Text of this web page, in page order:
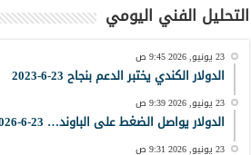
التحليل الفني اليومي
23 يونيو, 2026 9:45 ص
الدولار الكندي يختبر الدعم بنجاح 23-6-2023
23 يونيو, 2026 9:39 ص
الدولار يواصل الضغط على الباوند… 23-6-2026
23 يونيو, 2026 9:31 ص